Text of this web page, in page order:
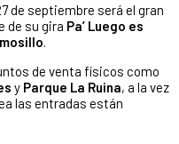
de septiembre será el gran
de su gira Pa’ Luego es
.
de venta físicos como
y Parque La Ruina, a la vez
las entradas están